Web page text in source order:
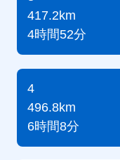
417.2km
4時間52分
4
496.8km
6時間8分